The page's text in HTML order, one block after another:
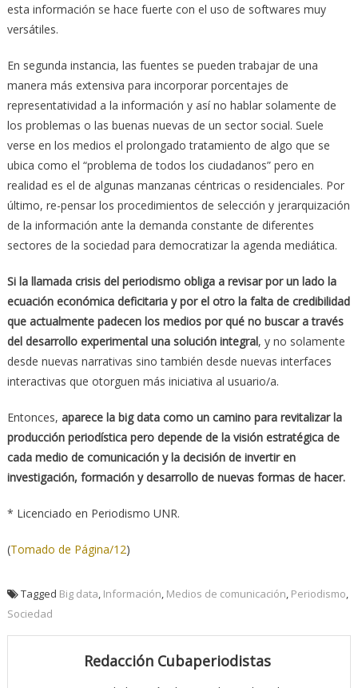
esta información se hace fuerte con el uso de softwares muy
versátiles.
En segunda instancia, las fuentes se pueden trabajar de una
manera más extensiva para incorporar porcentajes de
representatividad a la información y así no hablar solamente de
los problemas o las buenas nuevas de un sector social. Suele
verse en los medios el prolongado tratamiento de algo que se
ubica como el “problema de todos los ciudadanos” pero en
realidad es el de algunas manzanas céntricas o residenciales. Por
último, re-pensar los procedimientos de selección y jerarquización
de la información ante la demanda constante de diferentes
sectores de la sociedad para democratizar la agenda mediática.
Si la llamada crisis del periodismo obliga a revisar por un lado la
ecuación económica deficitaria y por el otro la falta de credibilidad
que actualmente padecen los medios por qué no buscar a través
del desarrollo experimental una solución integral, y no solamente
desde nuevas narrativas sino también desde nuevas interfaces
interactivas que otorguen más iniciativa al usuario/a.
Entonces, aparece la big data como un camino para revitalizar la
producción periodística pero depende de la visión estratégica de
cada medio de comunicación y la decisión de invertir en
investigación, formación y desarrollo de nuevas formas de hacer.
* Licenciado en Periodismo UNR.
(Tomado de Página/12)
Tagged Big data Información Medios de comunicación Periodismo
Sociedad
Redacción Cubaperiodistas